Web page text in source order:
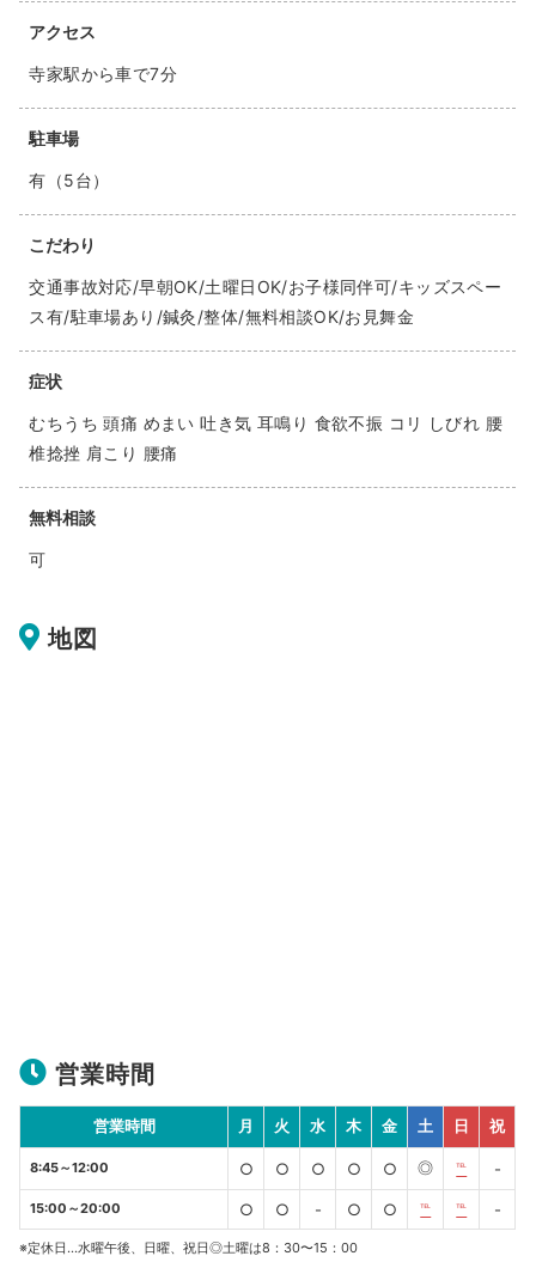
アクセス
寺家駅から車で7分
駐車場
有（5台）
こだわり
交通事故対応/早朝OK/土曜日OK/お子様同伴可/キッズスペー
ス有/駐車場あり/鍼灸/整体/無料相談OK/お見舞金
症状
むちうち 頭痛 めまい 吐き気 耳鳴り 食欲不振 コリ しびれ 腰
椎捻挫 肩こり 腰痛
無料相談
可
地図
営業時間
営業時間 月 火 水 木 金 土 日 祝
8:45～12:00 ○ ○ ○ ○ ○ ◎ ℡ -
15:00～20:00 ○ ○ - ○ ○ ℡ ℡ -
※定休日…水曜午後、日曜、祝日◎土曜は8：30〜15：00